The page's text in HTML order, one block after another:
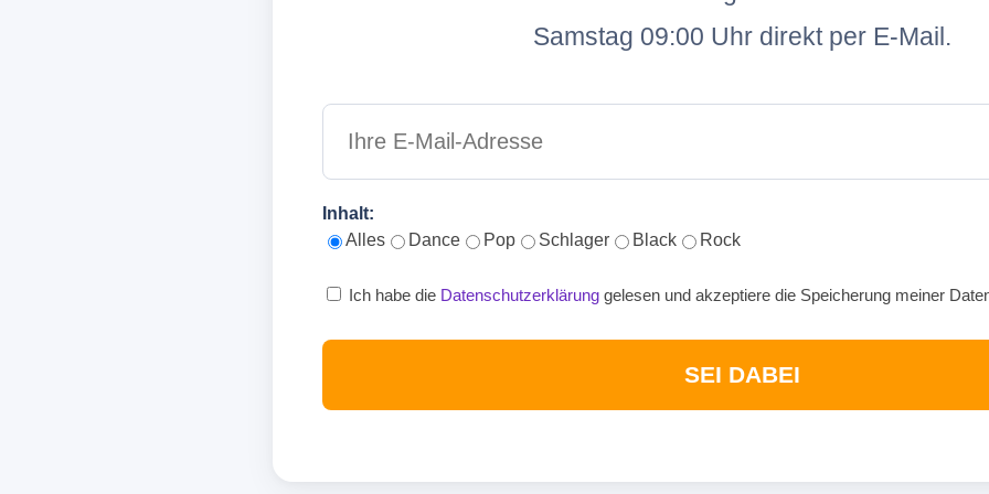
Samstag 09:00 Uhr direkt per E-Mail.
Inhalt:
Alles
Dance Pop Schlager Black Rock
Ich habe die Datenschutzerklärung gelesen und akzeptiere die Speicherung meiner
SEI DABEI